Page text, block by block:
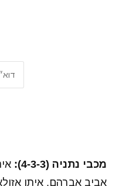
מכבי נתניה (4-3-3):
אביב אברהם, איתן